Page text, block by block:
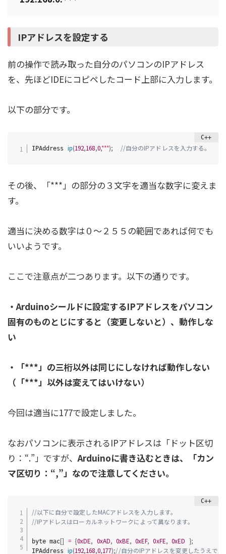
IPアドレスを設定する
前の操作で読み取った自分のパソコンのIPアドレス
を、先ほどIDEにコピペしたコード上部に入力します。
以下の部分です。
IPAddress ip(192,168,0,***); //自分のIPアドレスを入力する。
その後、 「***」の部分の３文字を適当な数字に変えま
す。
適当に決める数字は０～２５５の範囲であれば何でも
いいようです。
ここで注意点が二つあります。以下の通りです。
・Arduinoシールドに設定するIPアドレスをパソコン
固有のものとじにすると（変更しないと）、動作しな
い
・「***」の三桁以外は同じにしなければ動作しない
（「***」以外は変えてはいけない）
今回は適当に177で設定しました。
なおパソコンに表示されるIPアドレスは「ドット区切
り：“.”」ですが、Arduinoに書き込むときは、「カン
マ区切り：“,”」なので注意してください。
//以下に自分で設定したMACアドレスを入力します。
//IPアドレスはローカルネットワークによって異なります。
byte mac[] = {0xDE, 0xAD, 0xBE, 0xEF, 0xFE, 0xED };
IPAddress ip(192,168,0,177);//自分のIPアドレスを変更したうえで